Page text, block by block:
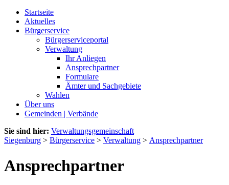
Startseite
Aktuelles
Bürgerservice
Bürgerserviceportal
Verwaltung
Ihr Anliegen
Ansprechpartner
Formulare
Ämter und Sachgebiete
Wahlen
Über uns
Gemeinden | Verbände
Sie sind hier: Verwaltungsgemeinschaft
Siegenburg > Bürgerservice > Verwaltung > Ansprechpartner
Ansprechpartner